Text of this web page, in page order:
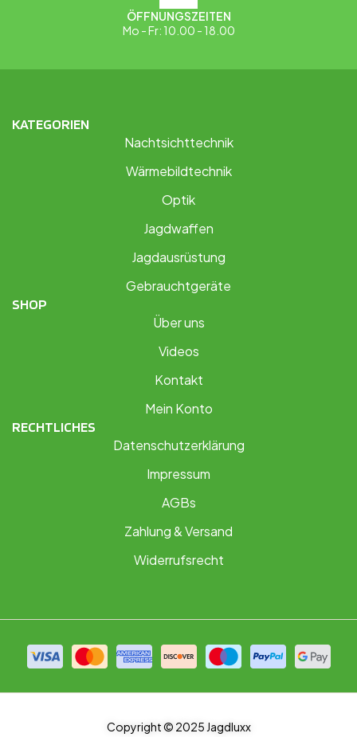
ÖFFNUNGSZEITEN
Mo - Fr: 10.00 - 18.00
KATEGORIEN
Nachtsichttechnik
Wärmebildtechnik
Optik
Jagdwaffen
Jagdausrüstung
Gebrauchtgeräte
SHOP
Über uns
Videos
Kontakt
Mein Konto
RECHTLICHES
Datenschutzerklärung
Impressum
AGBs
Zahlung & Versand
Widerrufsrecht
Copyright © 2025 Jagdluxx